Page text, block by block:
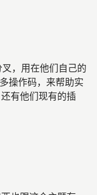
，用在他们自己的
操作码，来帮助实
有他们现有的插